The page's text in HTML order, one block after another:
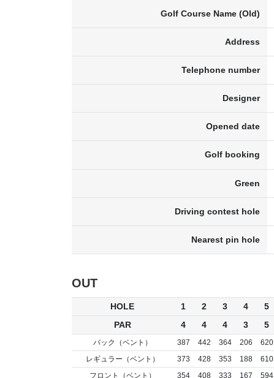
Golf Course Name (Old)
Address
Telephone number
Designer
Opened date
Golf booking
Green
Driving contest hole
Nearest pin hole
OUT
HOLE 1 2 3 4 5
PAR
4 4 4 3 5
バック（ベント） 387 442 364 206 620
レギュラー（ベント）
373 428 353 188 610
フロント（ベント）
354 408 333 167 594